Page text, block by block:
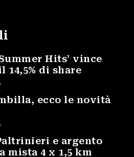
Hits’ vince
14,5% di share
ecco le novità
e argento
4 x 1,5 km